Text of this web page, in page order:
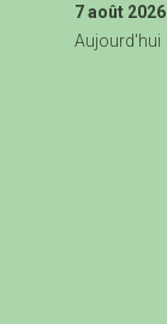
7 août 2026
Aujourd'hui